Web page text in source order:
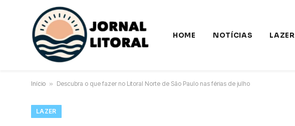
HOME NOTÍCIAS LAZER
Início » Descubra o que fazer no Litoral Norte de São Paulo nas férias de julho
LAZER